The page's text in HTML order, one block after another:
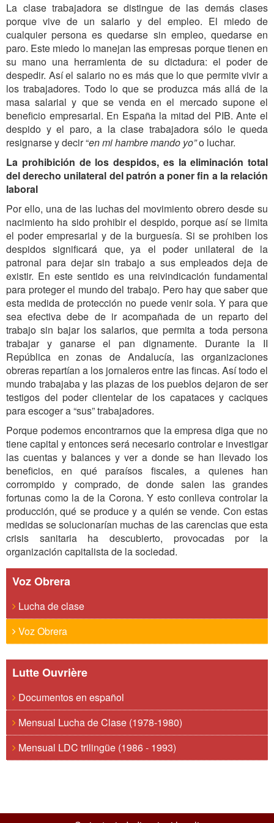
La clase trabajadora se distingue de las demás clases
porque vive de un salario y del empleo. El miedo de
cualquier persona es quedarse sin empleo, quedarse en
paro. Este miedo lo manejan las empresas porque tienen en
su mano una herramienta de su dictadura: el poder de
despedir. Así el salario no es más que lo que permite vivir a
los trabajadores. Todo lo que se produzca más allá de la
masa salarial y que se venda en el mercado supone el
beneficio empresarial. En España la mitad del PIB. Ante el
despido y el paro, a la clase trabajadora sólo le queda
resignarse y decir “en mi hambre mando yo”o luchar.
La prohibición de los despidos, es la eliminación total
del derecho unilateral del patrón a poner fin a la relación
laboral
Por ello, una de las luchas del movimiento obrero desde su
nacimiento ha sido prohibir el despido, porque así se limita
el poder empresarial y de la burguesía. Si se prohiben los
despidos significará que, ya el poder unilateral de la
patronal para dejar sin trabajo a sus empleados deja de
existir. En este sentido es una reivindicación fundamental
para proteger el mundo del trabajo. Pero hay que saber que
esta medida de protección no puede venir sola. Y para que
sea efectiva debe de ir acompañada de un reparto del
trabajo sin bajar los salarios, que permita a toda persona
trabajar y ganarse el pan dignamente. Durante la II
República en zonas de Andalucía, las organizaciones
obreras repartían a los jornaleros entre las fincas. Así todo el
mundo trabajaba y las plazas de los pueblos dejaron de ser
testigos del poder clientelar de los capataces y caciques
para escoger a “sus” trabajadores.
Porque podemos encontrarnos que la empresa diga que no
tiene capital y entonces será necesario controlar e investigar
las cuentas y balances y ver a donde se han llevado los
beneficios, en qué paraísos fiscales, a quienes han
corrompido y comprado, de donde salen las grandes
fortunas como la de la Corona. Y esto conlleva controlar la
producción, qué se produce y a quién se vende. Con estas
medidas se solucionarían muchas de las carencias que esta
crisis sanitaria ha descubierto, provocadas por la
organización capitalista de la sociedad.
Voz Obrera
Lucha de clase
Voz Obrera
Lutte Ouvrière
Documentos en español
Mensual Lucha de Clase (1978-1980)
Mensual LDC trilingüe (1986 - 1993)